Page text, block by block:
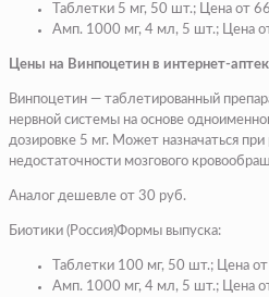
Таблетки 5 мг, 50 шт.; Цена от
Амп. 1000 мг, 4 мл, 5 шт.; Цена
Цены на Винпоцетин в интернет-
Винпоцетин — таблетированный
нервной системы на основе
дозировке 5 мг. Может назначаться
недостаточности мозгового
Аналог дешевле от 30 руб.
Биотики (Россия)Формы выпуска:
Таблетки 100 мг, 50 шт.; Цена
Амп. 1000 мг, 4 мл, 5 шт.; Цена